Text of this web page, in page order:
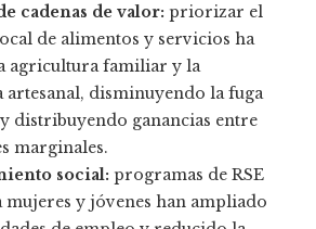
cadenas de valor: priorizar el
de alimentos y servicios ha
agricultura familiar y la
artesanal, disminuyendo la fuga
distribuyendo ganancias entre
marginales.
social: programas de RSE
mujeres y jóvenes han ampliado